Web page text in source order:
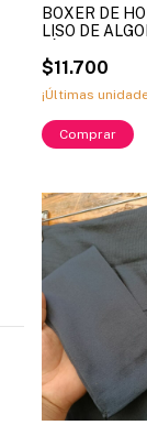
BOXER DE
LISO DE
MAYOR)
$11.700
¡Últimas
Comprar